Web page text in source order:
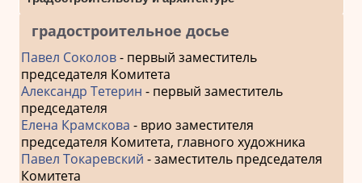
градостроительное досье
Павел Соколов- первый заместитель
председателя Комитета
Александр Тетерин - первый заместитель
председателя
Елена Крамскова - врио заместителя
председателя Комитета, главного художника
Павел Токаревский - заместитель председателя
Комитета